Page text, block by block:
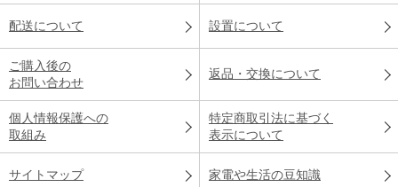
配送について 設置について
ご購入後の
お問い合わせ
返品・交換について
個人情報保護への
取組み
特定商取引法に基づく
表示について
サイトマップ 家電や生活の豆知識